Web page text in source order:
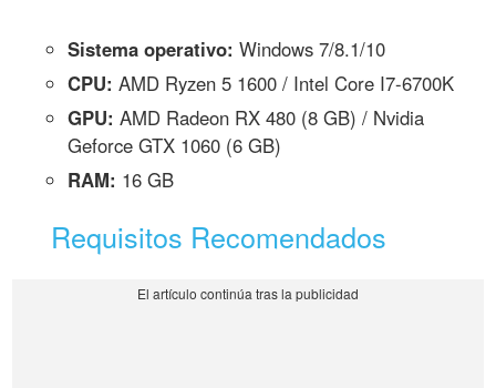
Sistema operativo: Windows 7/8.1/10
CPU: AMD Ryzen 5 1600 / Intel Core I7-6700K
GPU: AMD Radeon RX 480 (8 GB) / Nvidia
Geforce GTX 1060 (6 GB)
RAM: 16 GB
Requisitos Recomendados